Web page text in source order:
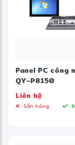
Panel PC công
QY-P8150
Liên hệ
Sẵn hàng